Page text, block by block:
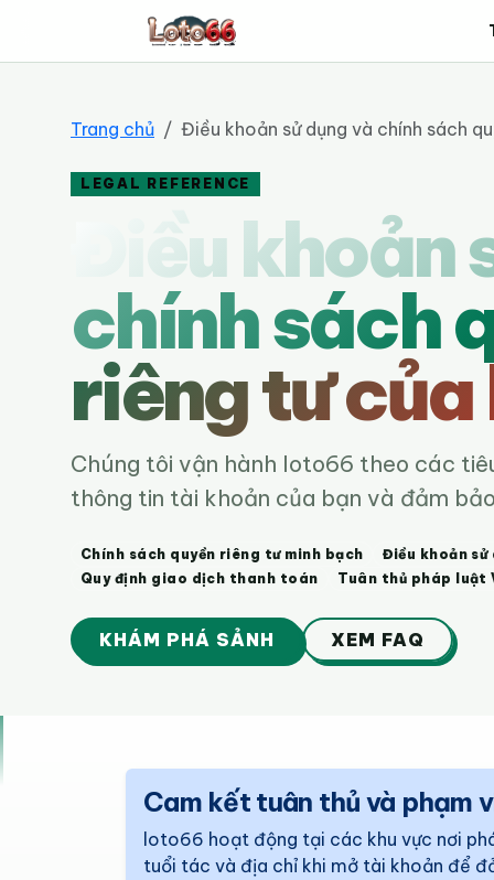
loto66
Trang chủ Điều khoản sử dụng và chính sách
LEGAL REFERENCE
Điều khoản
chính sách
riêng tư
Chúng tôi vận hành loto66 theo các
thông tin tài khoản của bạn và đảm
Chính sách quyền riêng tư minh bạch
Điều khoản
Quy định giao dịch thanh toán
Tuân thủ pháp luật
KHÁM PHÁ SẢNH XEM FAQ
Cam kết tuân thủ và phạm
loto66 hoạt động tại các khu vực nơi
tuổi tác và địa chỉ khi mở tài khoản để